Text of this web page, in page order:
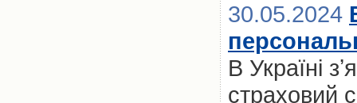
30.05.2024
В Україні
страховий